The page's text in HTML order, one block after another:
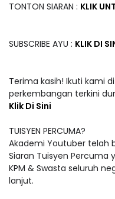
TONTON SIARAN : KLIK
SUBSCRIBE AYU : KLIK DI
Terima kasih! Ikuti kami
perkembangan terkini
Klik Di Sini
TUISYEN PERCUMA?
Akademi Youtuber telah
Siaran Tuisyen Percuma
KPM & Swasta seluruh
lanjut.